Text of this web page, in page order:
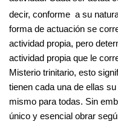
decir, conforme a su
forma de actuación se
actividad propia, pero
actividad propia que le
Misterio trinitario, esto
tienen cada una de ellas
mismo para todas. Sin
único y esencial obrar